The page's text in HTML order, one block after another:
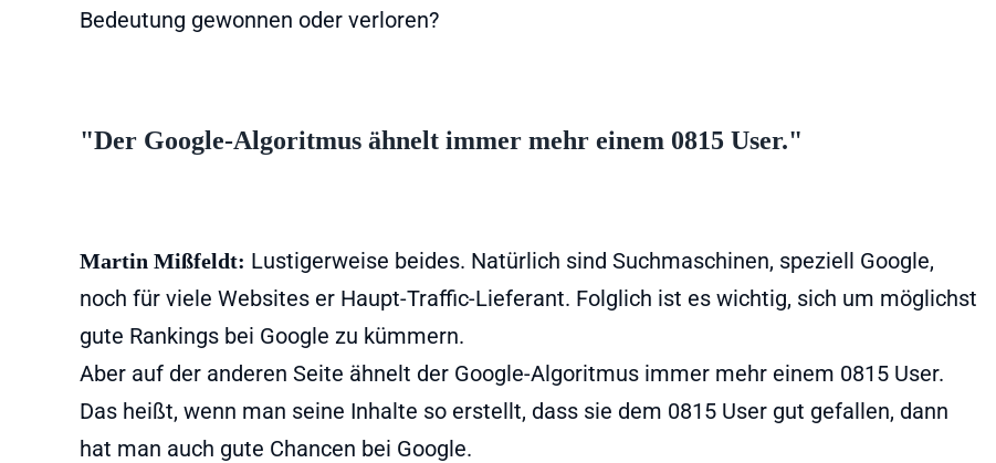
Bedeutung gewonnen oder verloren?
"Der Google-Algoritmus ähnelt immer mehr einem 0815 User."
Martin Mißfeldt: Lustigerweise beides. Natürlich sind Suchmaschinen, speziell Google,
noch für viele Websites er Haupt-Traffic-Lieferant. Folglich ist es wichtig, sich um möglichst
gute Rankings bei Google zu kümmern.
Aber auf der anderen Seite ähnelt der Google-Algoritmus immer mehr einem 0815 User.
Das heißt, wenn man seine Inhalte so erstellt, dass sie dem 0815 User gut gefallen, dann
hat man auch gute Chancen bei Google.